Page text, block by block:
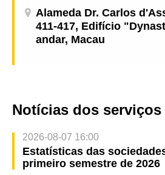
Alameda Dr. Carlos
411-417, Edifício
andar, Macau
Notícias dos
2026-08-07 16:00
Estatísticas das
primeiro semestre de 2026